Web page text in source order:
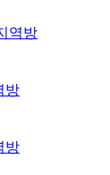
역방
방
방